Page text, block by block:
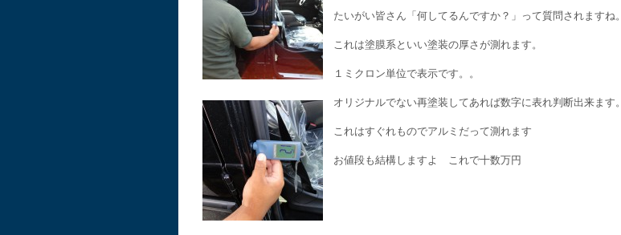
たいがい皆さん「何してるんですか？」って質問されますね。
これは塗膜系といい塗装の厚さが測れます。
１ミクロン単位で表示です。。
オリジナルでない再塗装してあれば数字に表れ判断出来ます。
これはすぐれものでアルミだって測れます
お値段も結構しますよ これで十数万円